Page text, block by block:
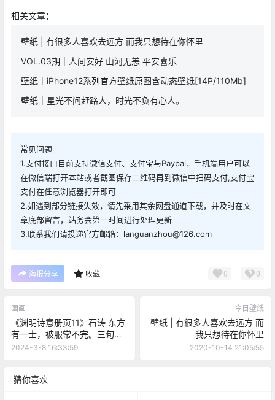
相关文章：
壁纸 | 有很多人喜欢去远方 而我只想待在你怀里
VOL.03期｜人间安好 山河无恙 平安喜乐
壁纸｜iPhone12系列官方壁纸原图含动态壁纸[14P/110Mb]
壁纸｜星光不问赶路人，时光不负有心人。
常见问题
1.支付接口目前支持微信支付、支付宝与Paypal，手机端用户可以
在微信端打开本站或者截图保存二维码再到微信中扫码支付,支付宝
支付在任意浏览器打开即可
2.如遇到部分链接失效，请先采用其余网盘通道下载，并及时在文
章底部留言，站务会第一时间进行处理更新
3.联系我们请投递官方邮箱：languanzhou@126.com
海报分享 收藏 0 0
国画
《渊明诗意册页11》石涛 东方
有一士，被服常不完。三旬九
遇食，十年著一冠
2024-3-8 16:33:59
今日壁纸
壁纸 | 有很多人喜欢去远方 而
我只想待在你怀里
2020-10-14 21:05:55
猜你喜欢